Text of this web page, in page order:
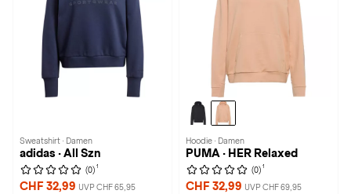
Sweatshirt · Damen
adidas · All Szn
(0) 1
CHF 32,99 UVP CHF 65,95
Hoodie · Damen
PUMA · HER Relaxed
(0) 1
CHF 32,99 UVP CHF 69,95